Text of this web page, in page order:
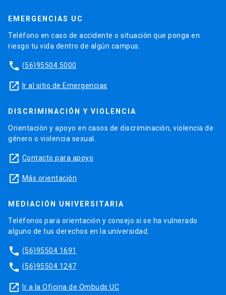
EMERGENCIAS UC
Teléfono en caso de accidente o situación que ponga en
riesgo tu vida dentro de algún campus.
phone (56)95504 5000
launch Ir al sitio de Emergencias
DISCRIMINACIÓN Y VIOLENCIA
Orientación y apoyo en casos de discriminación, violencia de
género o violencia sexual.
launch Contacto para apoyo
launch Más orientación
MEDIACIÓN UNIVERSITARIA
Teléfonos para orientación y consejo si se ha vulnerado
alguno de tus derechos en la universidad.
phone (56)95504 1691
phone (56)95504 1247
launch Ir a la Oficina de Ombuds UC